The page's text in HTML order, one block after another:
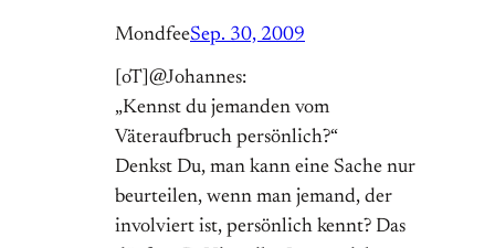
MondfeeSep. 30, 2009
[oT]@Johannes:
„Kennst du jemanden vom
Väteraufbruch persönlich?“
Denkst Du, man kann eine Sache nur
beurteilen, wenn man jemand, der
involviert ist, persönlich kennt? Das